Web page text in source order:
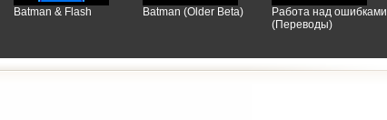
Batman & Flash Batman (Older Beta)
Работа над ошибками
(Переводы)